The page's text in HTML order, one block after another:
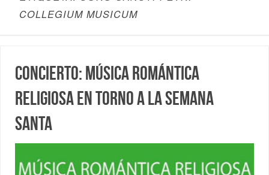
COLLEGIUM MUSICUM
Concierto: Música romántica
religiosa en torno a la Semana
Santa